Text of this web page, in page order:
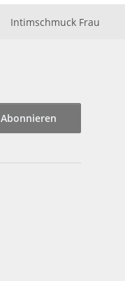
Intimschmuck Frau
Abonnieren